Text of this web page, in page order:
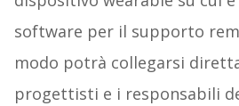
software per il supporto
modo potrà collegarsi
progettisti e i responsabili